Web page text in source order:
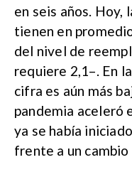
en seis años. Hoy,
tienen en
del nivel de
requiere 2,1–. En
cifra es aún más
pandemia aceleró
ya se había
frente a un cambio